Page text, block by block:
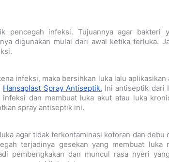
pencegah infeksi. Tujuannya agar bakteri
digunakan mulai dari awal ketika terluka.
infeksi, maka bersihkan luka lalu
Hansaplast Spray Antiseptik. Ini antiseptik dari
infeksi dan membuat luka akut atau luka
spray antiseptik ini.
agar tidak terkontaminasi kotoran dan debu
terjadinya gesekan yang membuat luka
pembengkakan dan muncul rasa nyeri